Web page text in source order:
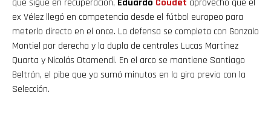
ex Vélez llegó en competencia desde el fútbol europeo para
meterlo directo en el once. La defensa se completa con Gonzalo
Montiel por derecha y la dupla de centrales Lucas Martínez
Quarta y Nicolás Otamendi. En el arco se mantiene Santiago
Beltrán, el pibe que ya sumó minutos en la gira previa con la
Selección.